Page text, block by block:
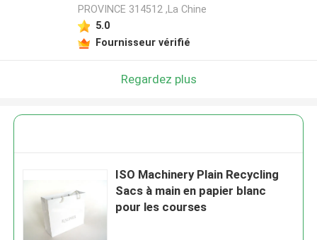
PROVINCE 314512 ,La Chine
5.0
Fournisseur vérifié
Regardez plus
ISO Machinery Plain Recycling
Sacs à main en papier blanc
pour les courses